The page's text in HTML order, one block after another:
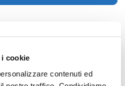
cookie
contenuti ed